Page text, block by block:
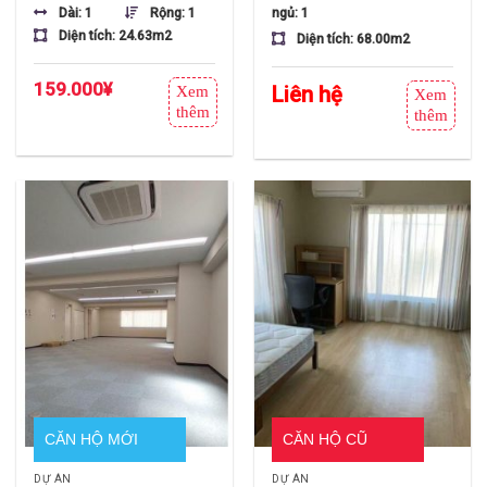
CỌC – 7 PHÚT RA GA
Dài: 1
Rộng: 1
Diện tích: 24.63m2
159.000¥
Xem
thêm
TẦNG 10 HƯỚNG NAM
NGẬP TRÀN ÁNH
ngủ: 1
Diện tích: 68.00m2
Liên hệ
Xem
thêm
CĂN HỘ MỚI
DỰ ÁN
CĂN HỘ CŨ
DỰ ÁN